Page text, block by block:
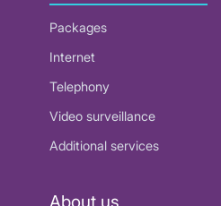
Packages
Internet
Telephony
Video surveillance
Additional services